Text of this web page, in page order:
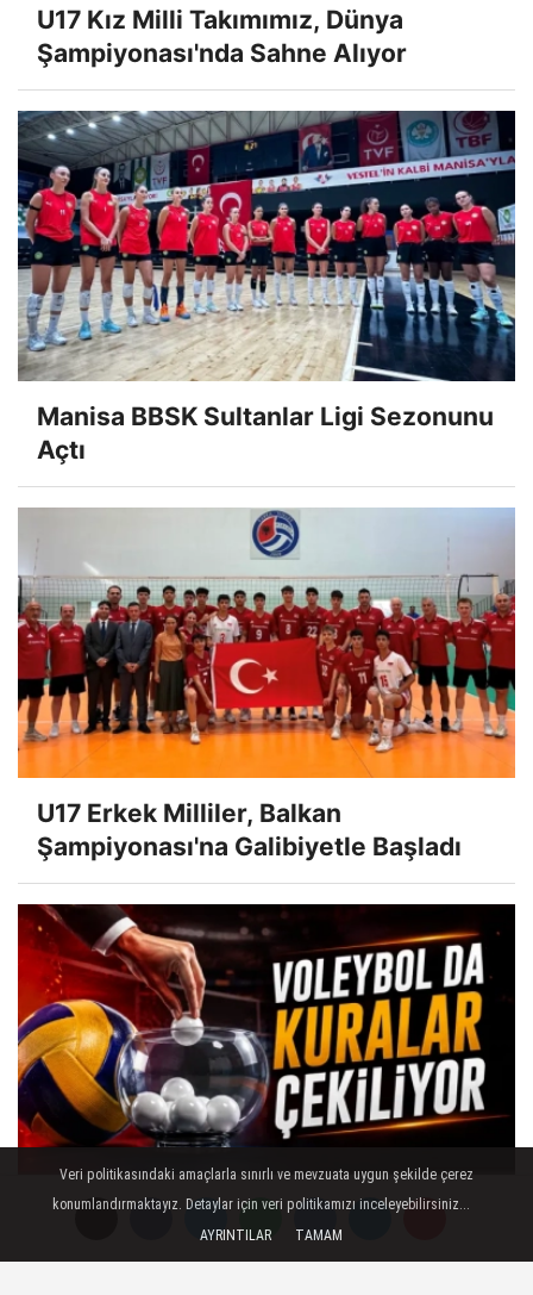
U17 Kız Milli Takımımız, Dünya
Şampiyonası'nda Sahne Alıyor
Manisa BBSK Sultanlar Ligi Sezonunu
Açtı
U17 Erkek Milliler, Balkan
Şampiyonası'na Galibiyetle Başladı
Voleybolda Kuralar Çekiliyor
Veri politikasındaki amaçlarla sınırlı ve mevzuata uygun şekilde çerez
konumlandırmaktayız. Detaylar için veri politikamızı inceleyebilirsiniz...
AYRINTILAR
TAMAM